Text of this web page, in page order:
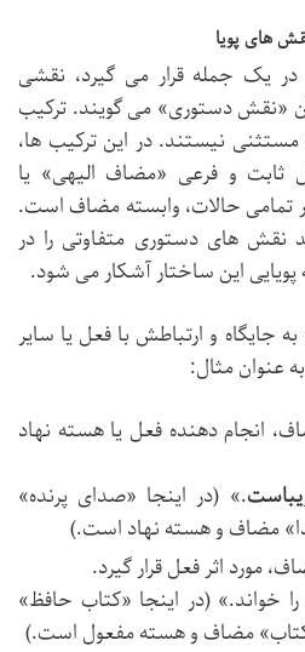
های پویا
در یک جمله قرار می گیرد، نقشی
«نقش دستوری» می گویند. ترکیب
مستثنی نیستند. در این ترکیب ها،
و فرعی «مضاف الیهی» یا
تمامی حالات، وابسته مضاف است.
نقش های دستوری متفاوتی را در
این ساختار آشکار می شود.
و ارتباطش با فعل یا سایر
عنوان مثال:
انجام دهنده فعل یا هسته نهاد
.» (در اینجا «صدای پرنده»
مضاف و هسته نهاد است.)
مورد اثر فعل قرار گیرد.
خواند.» (در اینجا «کتاب حافظ»
مضاف و هسته مفعول است.)